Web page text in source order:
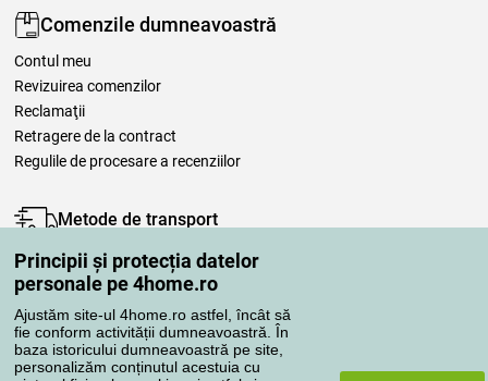
Principii și protecția datelor
personale pe 4home.ro
Ajustăm site-ul 4home.ro astfel, încât să
fie conform activității dumneavoastră. În
baza istoricului dumneavoastră pe site,
personalizăm conținutul acestuia cu
Comenzile dumneavoastră
Contul meu
Revizuirea comenzilor
Reclamaţii
Retragere de la contract
Regulile de procesare a recenziilor
Metode de transport
Metode de plată
Magazin de încredere